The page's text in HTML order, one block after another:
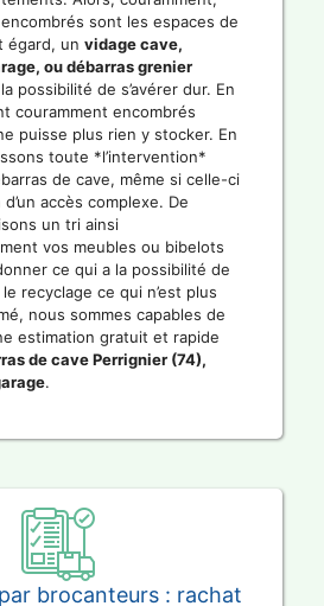
sont les espaces de
égard, un vidage cave,
ou débarras grenier
possibilité de s’avérer dur. En
couramment encombrés
ne puisse plus rien y stocker. En
toute *l’intervention*
de cave, même si celle-ci
accès complexe. De
un tri ainsi
vos meubles ou bibelots
ce qui a la possibilité de
recyclage ce qui n’est plus
nous sommes capables de
estimation gratuit et rapide
de cave Perrignier (74),
.
brocanteurs : rachat